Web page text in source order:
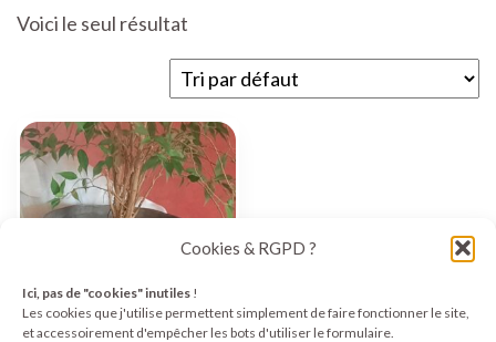
Cookies & RGPD ?
Ici, pas de "cookies" inutiles !
Les cookies que j'utilise permettent simplement de faire fonctionner le site,
et accessoirement d'empêcher les bots d'utiliser le formulaire.
Voici le seul résultat